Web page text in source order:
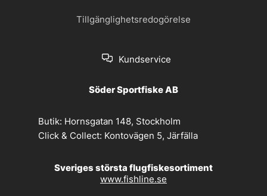
Tillgänglighetsredogörelse
Kundservice
Söder Sportfiske AB
Butik: Hornsgatan 148, Stockholm
Click & Collect: Kontovägen 5, Järfälla
Sveriges största flugfiskesortiment
www.fishline.se